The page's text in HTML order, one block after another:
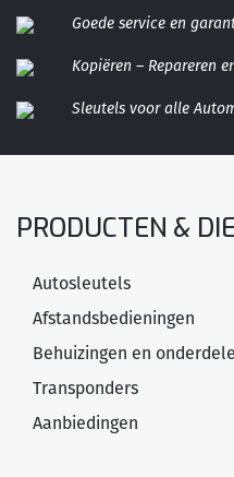
Goede service en
Kopiëren – Repareren
Sleutels voor alle
PRODUCTEN &
Autosleutels
Afstandsbedieningen
Behuizingen en
Transponders
Aanbiedingen